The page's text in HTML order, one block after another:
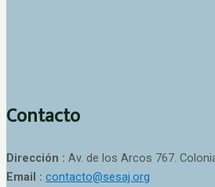
Contacto
Dirección : Av. de los Arcos 767.
Email : contacto@sesaj.org